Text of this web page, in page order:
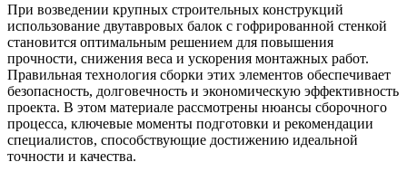
При возведении крупных строительных конструкций
использование двутавровых балок с гофрированной стенкой
становится оптимальным решением для повышения
прочности, снижения веса и ускорения монтажных работ.
Правильная технология сборки этих элементов обеспечивает
безопасность, долговечность и экономическую эффективность
проекта. В этом материале рассмотрены нюансы сборочного
процесса, ключевые моменты подготовки и рекомендации
специалистов, способствующие достижению идеальной
точности и качества.